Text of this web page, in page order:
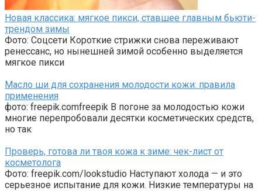
Новая классика: мягкое пикси, ставшее главным бьюти-
трендом зимы
Фото: Соцсети Короткие стрижки снова переживают
ренессанс, но нынешней зимой особенно выделяется
мягкое пикси
Масло ши для сохранения молодости кожи: правила
применения
фото: freepik.comfreepik В погоне за молодостью кожи
многие перепробовали десятки косметических средств,
но так
Проверь, готова ли твоя кожа к зиме: чек-лист от
косметолога
Фото: freepik.com/lookstudio Наступают холода — и это
серьезное испытание для кожи. Низкие температуры на